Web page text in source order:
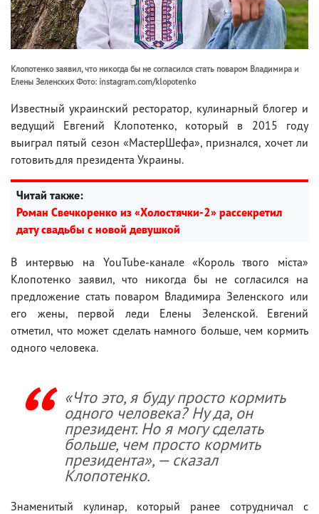
Клопотенко заявил, что никогда бы не согласился стать поваром Владимира и
Елены Зеленских Фото: instagram.com/klopotenko
Известный украинский ресторатор, кулинарный блогер и
ведущий Евгений Клопотенко, который в 2015 году
выиграл пятый сезон «МастерШефа», признался, хочет ли
готовить для президента Украины.
Читай также:
Роман Свечкоренко из «Холостячки-2» рассекретил
дату свадьбы с новой девушкой
В интервью на YouTube-канале «Король твого міста»
Клопотенко заявил, что никогда бы не согласился на
предложение стать поваром Владимира Зеленского или
его жены, первой леди Елены Зеленской. Евгений
отметил, что может сделать намного больше, чем кормить
одного человека.
«Что это, я буду просто кормить
одного человека? Ну да, он
президент. Но я могу сделать
больше, чем просто кормить
президента», — сказал
Клопотенко.
Знаменитый кулинар, который ранее сотрудничал с